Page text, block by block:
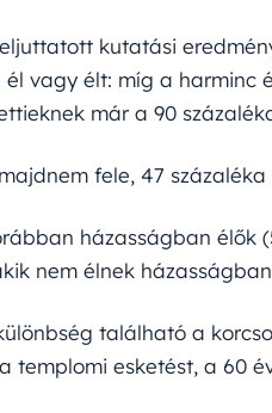
kutatási
vagy élt: míg a harminc
már a 90
fele, 47
házasságban élők
nem élnek
található a
templomi esketést, a 60